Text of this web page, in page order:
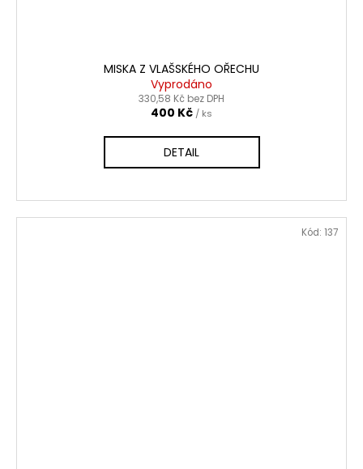
MISKA Z VLAŠSKÉHO OŘECHU
Vyprodáno
330,58 Kč bez DPH
400 Kč / ks
DETAIL
Kód: 137